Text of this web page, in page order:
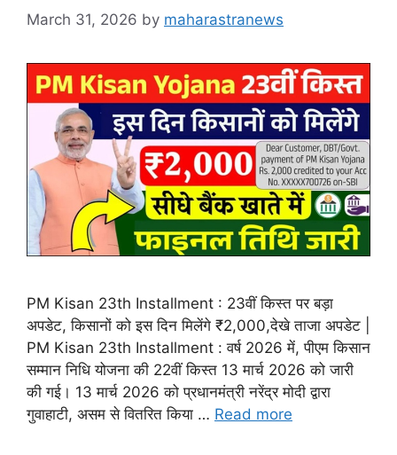
March 31, 2026 by maharastranews
PM Kisan 23th Installment : 23वीं किस्त पर बड़ा
अपडेट, किसानों को इस दिन मिलेंगे ₹2,000,देखे ताजा अपडेट |
PM Kisan 23th Installment : वर्ष 2026 में, पीएम किसान
सम्मान निधि योजना की 22वीं किस्त 13 मार्च 2026 को जारी
की गई। 13 मार्च 2026 को प्रधानमंत्री नरेंद्र मोदी द्वारा
गुवाहाटी, असम से वितरित किया … Read more